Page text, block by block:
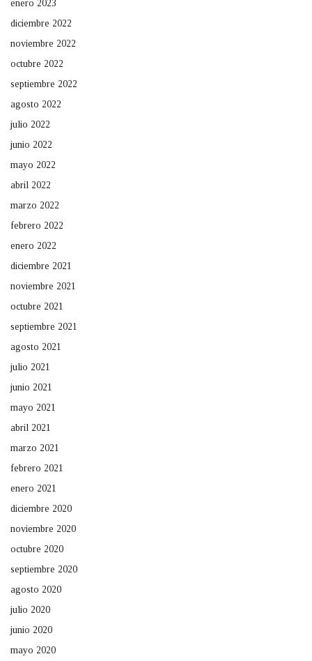
enero 2023
diciembre 2022
noviembre 2022
octubre 2022
septiembre 2022
agosto 2022
julio 2022
junio 2022
mayo 2022
abril 2022
marzo 2022
febrero 2022
enero 2022
diciembre 2021
noviembre 2021
octubre 2021
septiembre 2021
agosto 2021
julio 2021
junio 2021
mayo 2021
abril 2021
marzo 2021
febrero 2021
enero 2021
diciembre 2020
noviembre 2020
octubre 2020
septiembre 2020
agosto 2020
julio 2020
junio 2020
mayo 2020